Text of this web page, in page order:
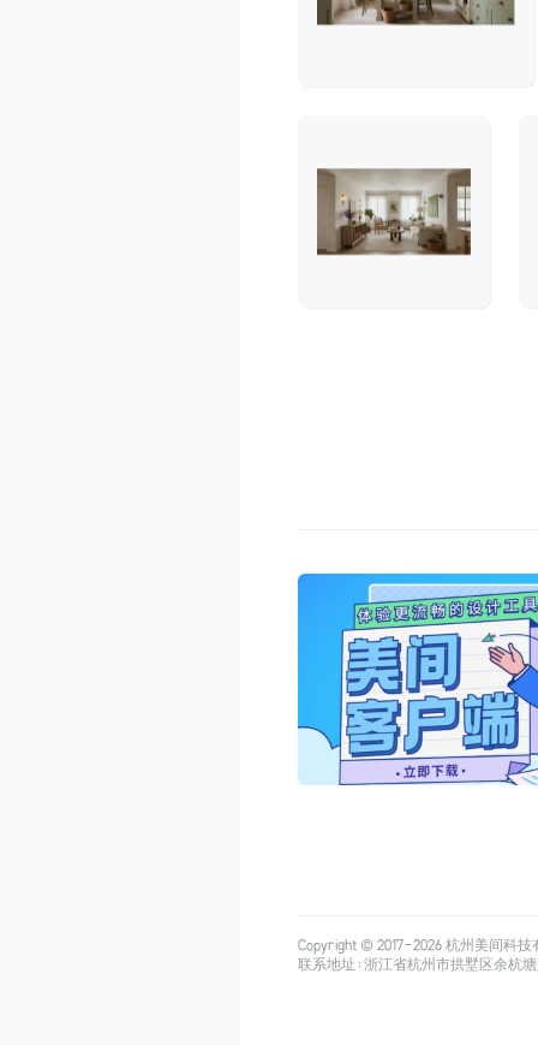
Copyright © 2017-2026杭州美间科技
联系地址：浙江省杭州市拱墅区余杭